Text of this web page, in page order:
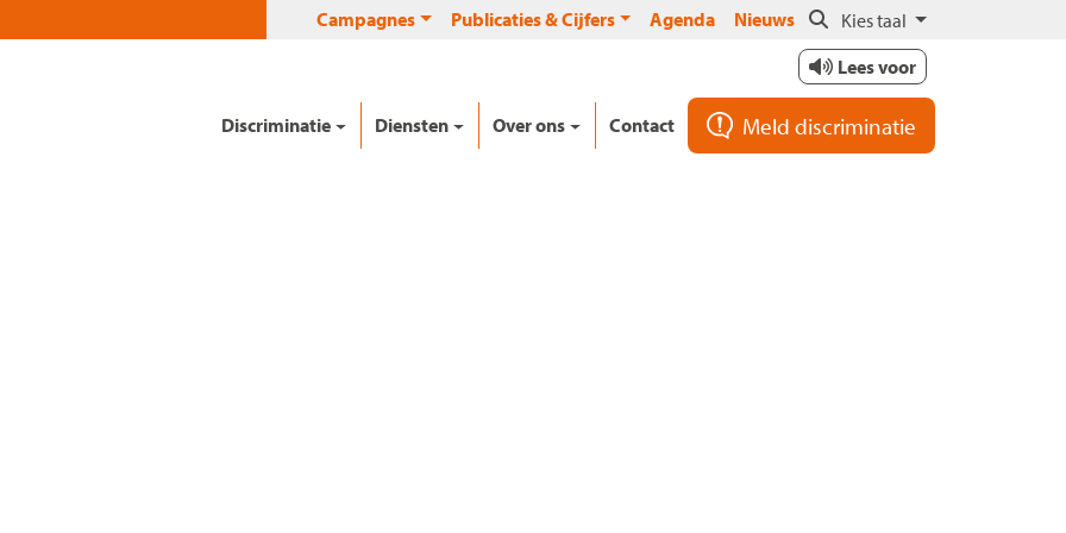
Campagnes Publicaties & Cijfers Agenda Nieuws
Kies taal
Lees voor
Discriminatie Diensten Over ons Contact Meld discriminatie